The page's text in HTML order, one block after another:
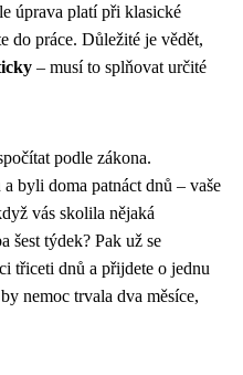
úprava platí při klasické
do práce. Důležité je vědět,
– musí to splňovat určité
podle zákona.
byli doma patnáct dnů – vaše
vás skolila nějaká
šest týdek? Pak už se
třiceti dnů a přijdete o jednu
nemoc trvala dva měsíce,